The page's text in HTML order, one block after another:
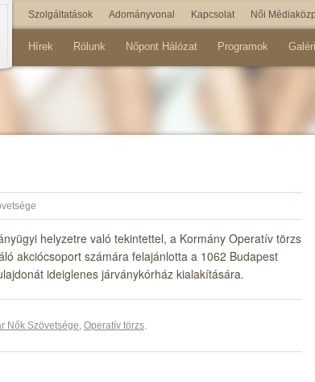
Szolgáltatások Adományvonal Kapcsolat Női
Hírek Rólunk Nőpont Hálózat Programok
helyzetre való tekintettel, a Kormány Operatív törzs
akciócsoport számára felajánlotta a 1062 Budapest
ideiglenes járványkórház kialakítására.
Nők Szövetsége, Operatív törzs.